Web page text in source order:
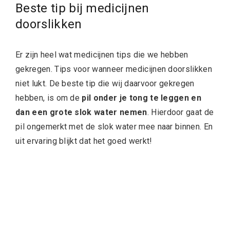
Beste tip bij medicijnen
doorslikken
Er zijn heel wat medicijnen tips die we hebben
gekregen. Tips voor wanneer medicijnen doorslikken
niet lukt. De beste tip die wij daarvoor gekregen
hebben, is om de pil onder je tong te leggen en
dan een grote slok water nemen. Hierdoor gaat de
pil ongemerkt met de slok water mee naar binnen. En
uit ervaring blijkt dat het goed werkt!